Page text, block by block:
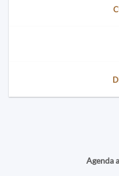
Agenda